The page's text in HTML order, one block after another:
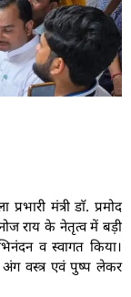
मंत्री डाॅ. प्रमोद
राय के नेतृत्व में बड़ी
व स्वागत किया।
अंग वस्त्र एवं पुष्प लेकर